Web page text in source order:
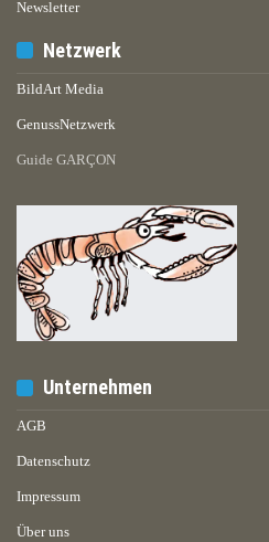
Newsletter
Netzwerk
BildArt Media
GenussNetzwerk
Guide GARÇON
Unternehmen
AGB
Datenschutz
Impressum
Über uns